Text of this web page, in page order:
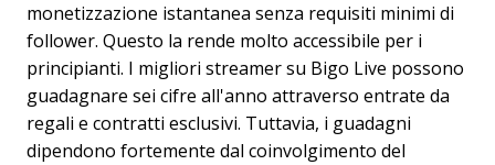
monetizzazione istantanea senza requisiti minimi di
follower. Questo la rende molto accessibile per i
principianti. I migliori streamer su Bigo Live possono
guadagnare sei cifre all'anno attraverso entrate da
regali e contratti esclusivi. Tuttavia, i guadagni
dipendono fortemente dal coinvolgimento del